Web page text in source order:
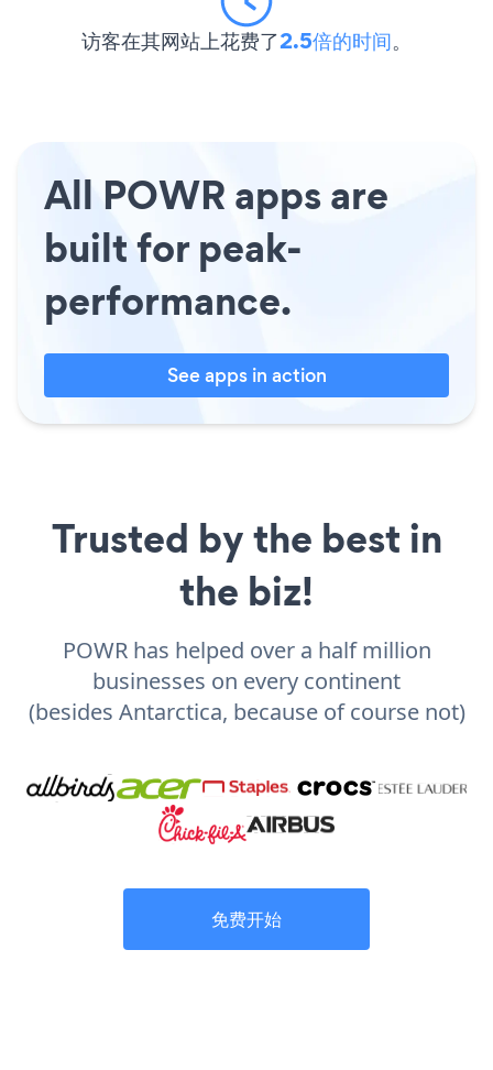
访客在其网站上花费了2.5倍的时间。
All POWR apps are
built for peak-
performance.
See apps in action
Trusted by the best in
the biz!
POWR has helped over a half million
businesses on every continent
(besides Antarctica, because of course not)
免费开始